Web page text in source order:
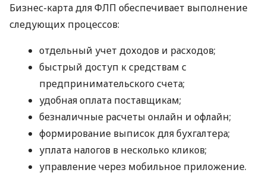
Бизнес-карта для ФЛП обеспечивает выполнение
следующих процессов:
отдельный учет доходов и расходов;
быстрый доступ к средствам с
предпринимательского счета;
удобная оплата поставщикам;
безналичные расчеты онлайн и офлайн;
формирование выписок для бухгалтера;
уплата налогов в несколько кликов;
управление через мобильное приложение.